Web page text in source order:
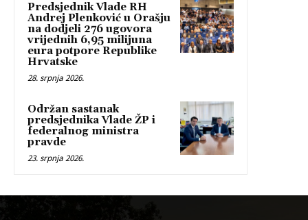
Predsjednik Vlade RH
Andrej Plenković u Orašju
na dodjeli 276 ugovora
vrijednih 6,95 milijuna
eura potpore Republike
Hrvatske
28. srpnja 2026.
Održan sastanak
predsjednika Vlade ŽP i
federalnog ministra
pravde
23. srpnja 2026.